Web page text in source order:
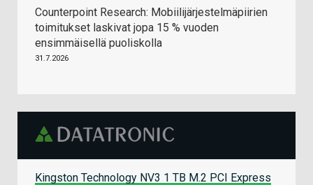
Counterpoint Research: Mobiilijärjestelmäpiirien
toimitukset laskivat jopa 15 % vuoden
ensimmäisellä puoliskolla
31.7.2026
Kingston Technology NV3 1 TB M.2 PCI Express